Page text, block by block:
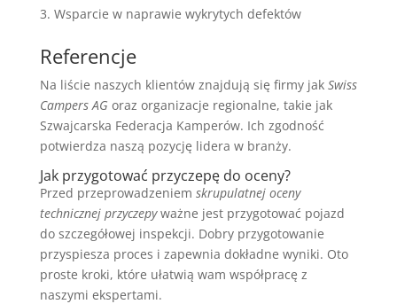
Wsparcie w naprawie wykrytych defektów
Referencje
Na liście naszych klientów znajdują się firmy jak Swiss
Campers AG oraz organizacje regionalne, takie jak
Szwajcarska Federacja Kamperów. Ich zgodność
potwierdza naszą pozycję lidera w branży.
Jak przygotować przyczepę do oceny?
Przed przeprowadzeniem skrupulatnej oceny
technicznej przyczepyważne jest przygotować pojazd
do szczegółowej inspekcji. Dobry przygotowanie
przyspiesza proces i zapewnia dokładne wyniki. Oto
proste kroki, które ułatwią wam współpracę z
naszymi ekspertami.